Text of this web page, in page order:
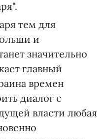
тем для
и
значительно
главный
времен
диалог с
власти любая